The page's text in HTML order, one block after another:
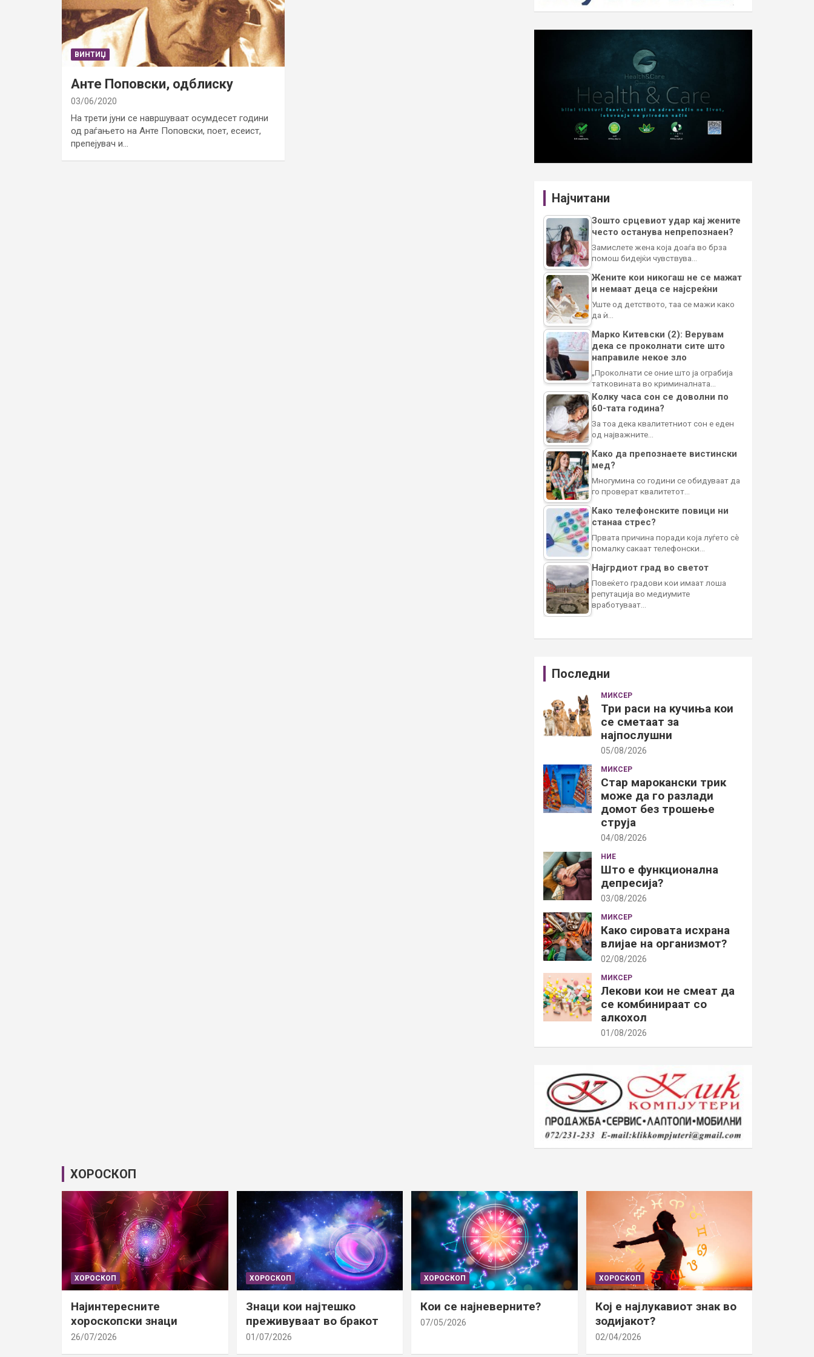
ВИНТИЏ
Анте Поповски, одблиску
03/06/2020
На трети јуни се навршуваат осумдесет години
од раѓањето на Анте Поповски, поет, есеист,
препејувач и…
Најчитани
Зошто срцевиот удар кај жените
често останува непрепознаен?
Замислете жена која доаѓа во брза
помош бидејќи чувствува…
Жените кои никогаш не се мажат
и немаат деца се најсреќни
Уште од детството, таа се мажи како
да ѝ…
Марко Китевски (2): Верувам
дека се проколнати сите што
направиле некое зло
„Проколнати се оние што ја ограбија
татковината во криминалната…
Колку часа сон се доволни по
60-тата година?
За тоа дека квалитетниот сон е еден
од најважните…
Како да препознаете вистински
мед?
Многумина со години се обидуваат да
го проверат квалитетот…
Како телефонските повици ни
станаа стрес?
Првата причина поради која луѓето сè
помалку сакаат телефонски…
Најгрдиот град во светот
Повеќето градови кои имаат лоша
репутација во медиумите
вработуваат…
Последни
МИКСЕР
Три раси на кучиња кои
се сметаат за
најпослушни
05/08/2026
МИКСЕР
Стар марокански трик
може да го разлади
домот без трошење
струја
04/08/2026
НИЕ
Што е функционална
депресија?
03/08/2026
МИКСЕР
Како сировата исхрана
влијае на организмот?
02/08/2026
МИКСЕР
Лекови кои не смеат да
се комбинираат со
алкохол
01/08/2026
ХОРОСКОП
ХОРОСКОП
Најинтересните
хороскопски знаци
26/07/2026
ХОРОСКОП
Знаци кои најтешко
преживуваат во бракот
01/07/2026
ХОРОСКОП
Кои се најневерните?
07/05/2026
ХОРОСКОП
Кој е најлукавиот знак во
зодијакот?
02/04/2026